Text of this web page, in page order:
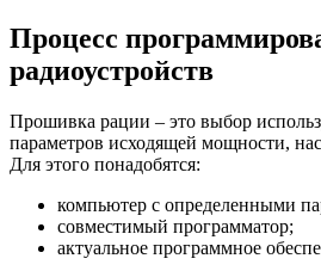
Процесс
радиоустройств
Прошивка рации – это выбор
параметров исходящей мощности,
Для этого понадобятся:
компьютер с определенными
совместимый программатор;
актуальное программное